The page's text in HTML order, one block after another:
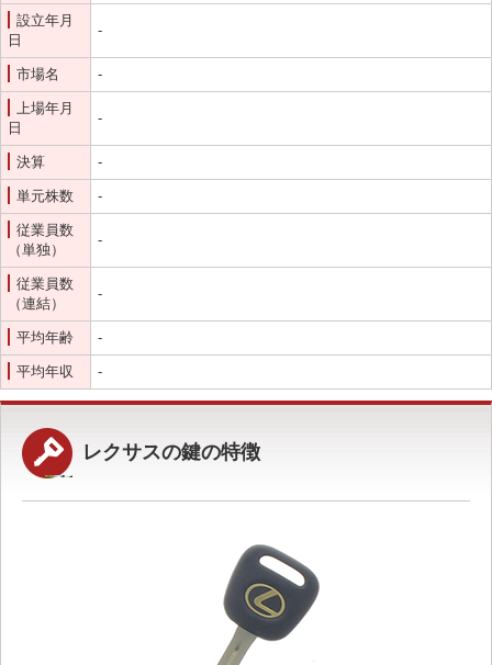
中山さん 防犯コラム よくあるご質問
会社案内
TV出演実績
セキュリティアドバイザーの紹介 地域貢献活動
公式キャラクター紹介 お知らせ
お問合せフォーム 鍵のレスキューにご意見
登録商標
特定商取引法上の表記
鍵のレスキュー 合鍵ショップ
設立年月
日
-
市場名 -
上場年月
日
-
決算 -
単元株数 -
従業員数
（単独）
-
従業員数
（連結）
-
平均年齢 -
平均年収 -
レクサスの鍵の特徴